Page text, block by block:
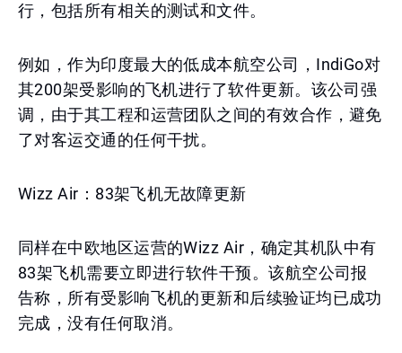
行，包括所有相关的测试和文件。
例如，作为印度最大的低成本航空公司，IndiGo对
其200架受影响的飞机进行了软件更新。该公司强
调，由于其工程和运营团队之间的有效合作，避免
了对客运交通的任何干扰。
Wizz Air：83架飞机无故障更新
同样在中欧地区运营的Wizz Air，确定其机队中有
83架飞机需要立即进行软件干预。该航空公司报
告称，所有受影响飞机的更新和后续验证均已成功
完成，没有任何取消。